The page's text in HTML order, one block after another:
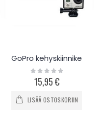
GoPro kehyskiinnike
Rating:
0%
15,95 €
LISÄÄ OSTOSKORIIN